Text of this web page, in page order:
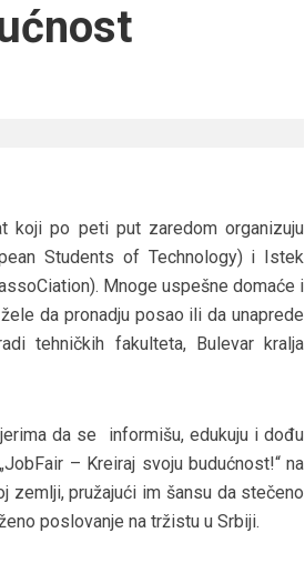
koji po peti put zaredom organizuju
Students of Technology) i Istek
Mnoge uspešne domaće i
da pronadju posao ili da unaprede
tehničkih fakulteta, Bulevar kralja
da se informišu, edukuju i dođu
– Kreiraj svoju budućnost!“ na
zemlji, pružajući im šansu da stečeno
poslovanje na tržistu u Srbiji.